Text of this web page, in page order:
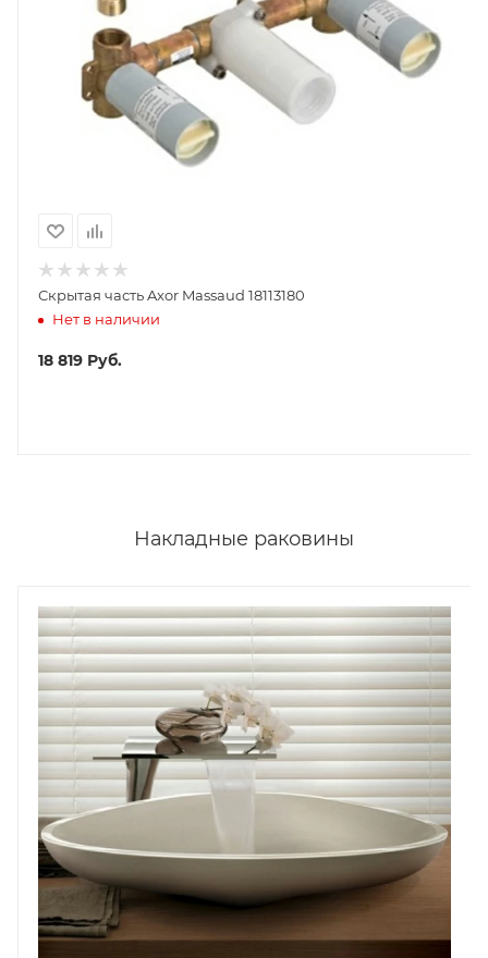
Скрытая часть Axor Massaud 18113180
Нет в наличии
18 819 Руб.
Накладные раковины